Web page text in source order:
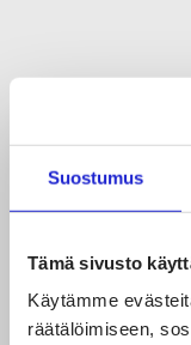
Suostumus
Tämä sivusto
Käytämme
räätälöimiseen,
04.03.2022